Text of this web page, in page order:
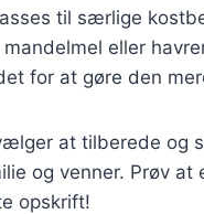
til særlige
eller
for at gøre den
at tilberede og
og venner. Prøv
opskrift!